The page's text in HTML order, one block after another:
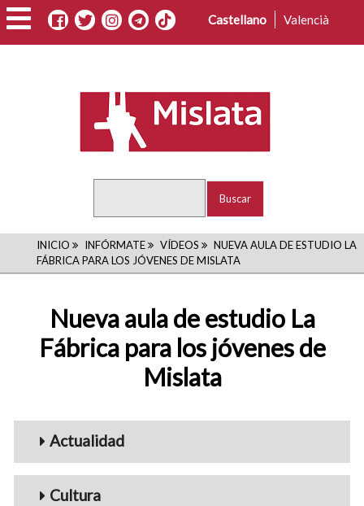
Pasar
al
contenido
Castellano Valencià
RUTA
DE
NAVEGACIÓN
INICIO INFÓRMATE VÍDEOS
NUEVA AULA DE ESTUDIO LA
FÁBRICA PARA LOS JÓVENES DE MISLATA
Nueva aula de estudio La
Fábrica para los jóvenes de
Mislata
Menu_Videos
Actualidad
Cultura